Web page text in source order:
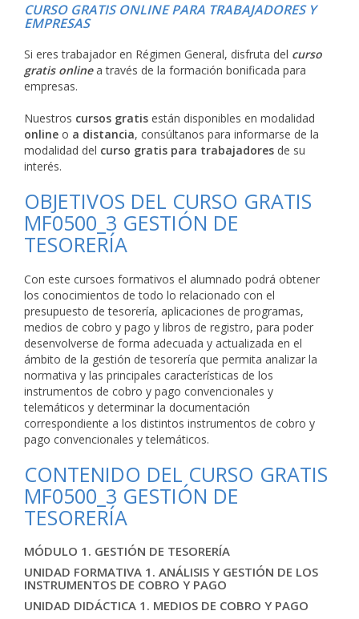
CURSO GRATIS ONLINE PARA TRABAJADORES Y
EMPRESAS
Si eres trabajador en Régimen General, disfruta del curso
gratis onlinea través de la formación bonificada para
empresas.
Nuestros cursos gratis están disponibles en modalidad
online o a distancia, consúltanos para informarse de la
modalidad del curso gratis para trabajadores de su
interés.
OBJETIVOS DEL CURSO GRATIS
MF0500_3 GESTIÓN DE
TESORERÍA
Con este cursoes formativos el alumnado podrá obtener
los conocimientos de todo lo relacionado con el
presupuesto de tesorería, aplicaciones de programas,
medios de cobro y pago y libros de registro, para poder
desenvolverse de forma adecuada y actualizada en el
ámbito de la gestión de tesorería que permita analizar la
normativa y las principales características de los
instrumentos de cobro y pago convencionales y
telemáticos y determinar la documentación
correspondiente a los distintos instrumentos de cobro y
pago convencionales y telemáticos.
CONTENIDO DEL CURSO GRATIS
MF0500_3 GESTIÓN DE
TESORERÍA
MÓDULO 1. GESTIÓN DE TESORERÍA
UNIDAD FORMATIVA 1. ANÁLISIS Y GESTIÓN DE LOS
INSTRUMENTOS DE COBRO Y PAGO
UNIDAD DIDÁCTICA 1. MEDIOS DE COBRO Y PAGO